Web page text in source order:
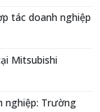
tác doanh nghiệp
Mitsubishi
nghiệp: Trường